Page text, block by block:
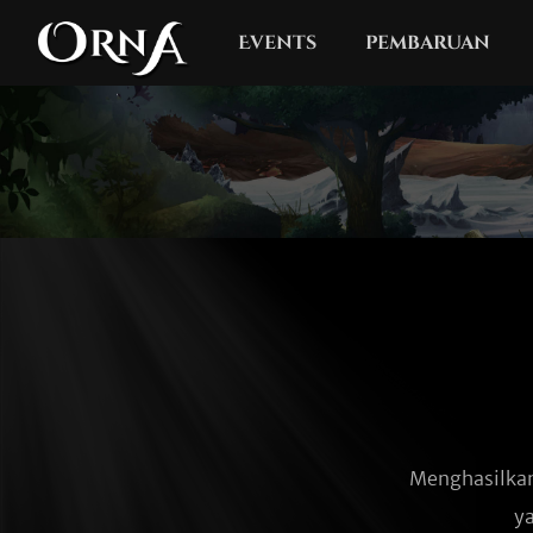
Events pembaruan